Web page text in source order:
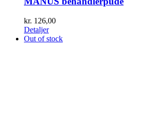
kr. 126,00
Detaljer
Out of stock